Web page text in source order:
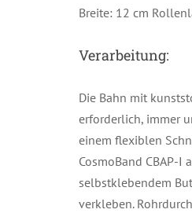
Breite: 12 cm
Verarbeitung:
Die Bahn mit
erforderlich, immer
einem flexiblen
CosmoBand CBAP-
selbstklebendem
verkleben.